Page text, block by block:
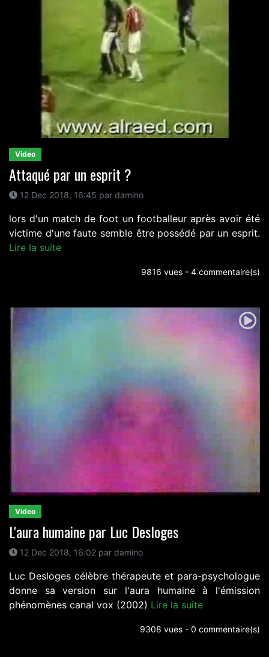
Video
Attaqué par un esprit ?
12 Dec 2018, 16:45 par damino
lors d'un match de foot un footballeur après avoir été
victime d'une faute semble être possédé par un esprit.
Lire la suite
9816 vues - 4 commentaire(s)
Video
L'aura humaine par Luc Desloges
12 Dec 2018, 16:02 par damino
Luc Desloges célèbre thérapeute et para-psychologue
donne sa version sur l'aura humaine à l'émission
phénomènes canal vox (2002) Lire la suite
9308 vues - 0 commentaire(s)